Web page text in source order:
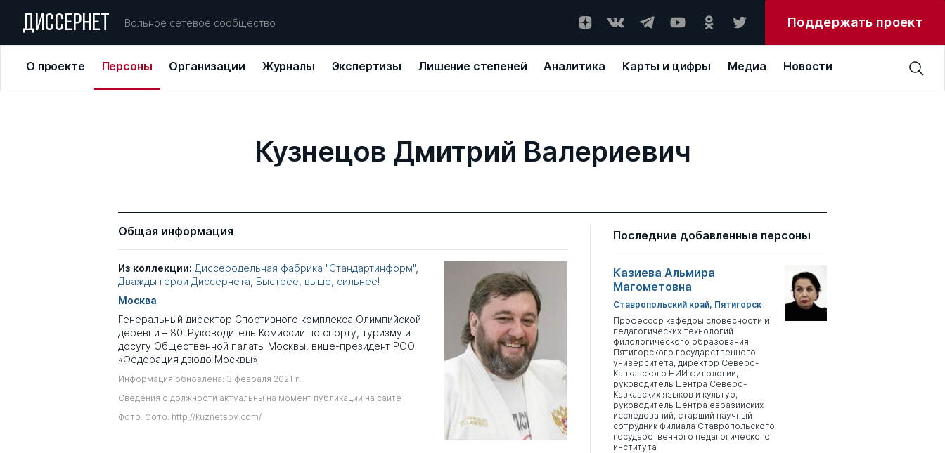
ДИССЕРНЕТ Вольное сетевое сообщество Поддержать проект
О проекте Персоны Организации Журналы Экспертизы Лишение степеней Аналитика Карты и цифры Медиа Новости
Кузнецов Дмитрий Валериевич
Общая информация
Из коллекции: Диссеродельная фабрика "Стандартинформ"
Дважды герои Диссернета Быстрее, выше, сильнее!
Москва
Генеральный директор Спортивного комплекса Олимпийской
деревни – 80. Руководитель Комиссии по спорту, туризму и
досугу Общественной палаты Москвы, вице-президент РОО
«Федерация дзюдо Москвы»
Информация обновлена: 3 февраля 2021 г.
Сведения о должности актуальны на момент публикации на сайте
Фото: Фото: http://kuznetsov.com/
Последние добавленные персоны
Казиева Альмира
Магометовна
Ставропольский край, Пятигорск
Профессор кафедры словесности и
педагогических технологий
филологического образования
Пятигорского государственного
университета, директор Северо-
Кавказского НИИ филологии,
руководитель Центра Северо-
Кавказских языков и культур,
руководитель Центра евразийских
исследований, старший научный
сотрудник Филиала Ставропольского
государственного педагогического
института